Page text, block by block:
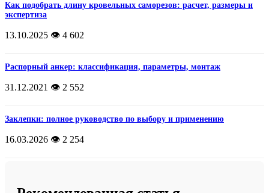
Как подобрать длину кровельных саморезов: расчет, размеры и
экспертиза
13.10.2025 👁️ 4 602
Распорный анкер: классификация, параметры, монтаж
31.12.2021 👁️ 2 552
Заклепки: полное руководство по выбору и применению
16.03.2026 👁️ 2 254